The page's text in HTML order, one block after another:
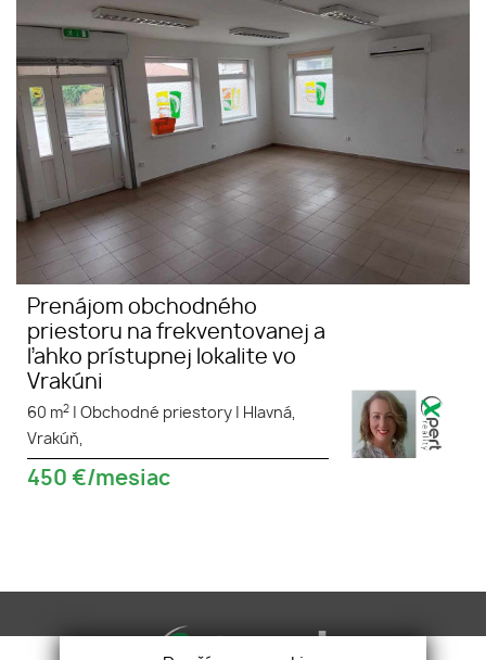
60m2 v obci Vrakúň
Prenájom obchodného
priestoru na frekventovanej a
ľahko prístupnej lokalite vo
Vrakúni
60 m2 Obchodné priestory
Hlavná,
Vrakúň,
450 €/mesiac